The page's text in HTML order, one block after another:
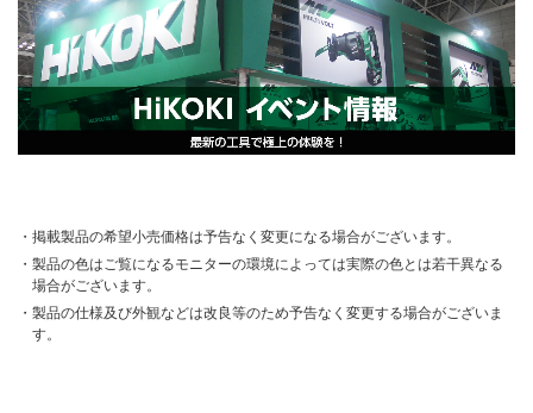
掲載製品の希望小売価格は予告なく変更になる場合がございます。
製品の色はご覧になるモニターの環境によっては実際の色とは若干異なる
場合がございます。
製品の仕様及び外観などは改良等のため予告なく変更する場合がございま
す。